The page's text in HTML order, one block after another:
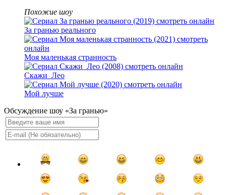
Похожие шоу
За гранью реального
Моя маленькая странность
Скажи_Лео
Мой лучше
Обсуждение шоу «За гранью»